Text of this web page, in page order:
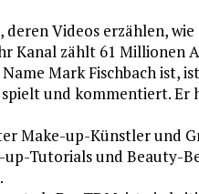
deren Videos erzählen,
Kanal zählt 61 Millionen
Mark Fischbach ist,
und kommentiert. Er
Make-up-Künstler und
up-Tutorials und Beauty-